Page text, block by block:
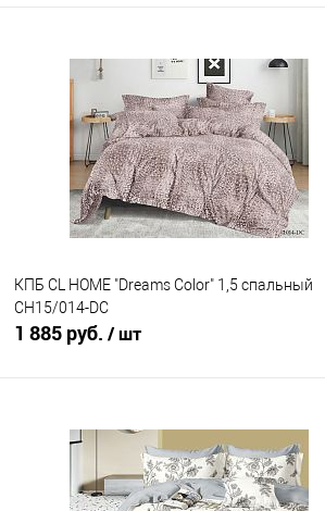
Купить в 1 клик
Сравнение
В избранное
В наличии
КПБ CL HOME "Dreams Color" 1,5 спальный
CH15/014-DC
1 885 руб. / шт
Купить в 1 клик
Сравнение